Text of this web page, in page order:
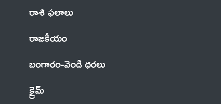
రాశి ఫలాలు
రాజకీయం
బంగారం-వెండి ధరలు
క్రైమ్